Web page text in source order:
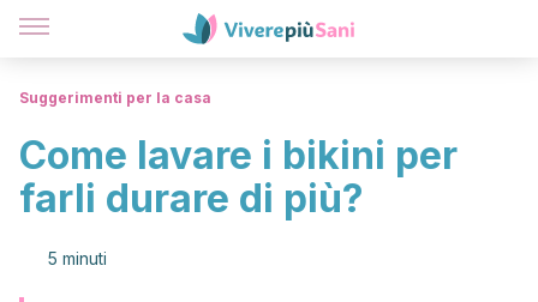
Suggerimenti per la casa
Come lavare i bikini per
farli durare di più?
5 minuti